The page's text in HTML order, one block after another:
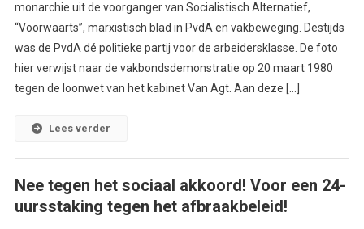
monarchie uit de voorganger van Socialistisch Alternatief,
“Voorwaarts”, marxistisch blad in PvdA en vakbeweging. Destijds
was de PvdA dé politieke partij voor de arbeidersklasse. De foto
hier verwijst naar de vakbondsdemonstratie op 20 maart 1980
tegen de loonwet van het kabinet Van Agt. Aan deze […]
Lees verder
Nee tegen het sociaal akkoord! Voor een 24-
uursstaking tegen het afbraakbeleid!